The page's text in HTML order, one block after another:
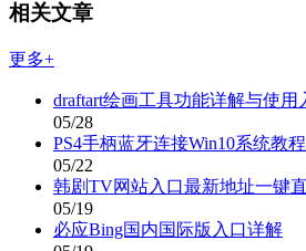
相关文章
更多+
draftart绘画工具功能详解与使用
05/28
PS4手柄蓝牙连接Win10系统教程
05/22
韩剧TV网站入口最新地址一键
05/19
必应Bing国内国际版入口详解